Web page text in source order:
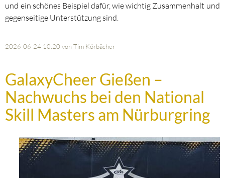
und ein schönes Beispiel dafür, wie wichtig Zusammenhalt und
gegenseitige Unterstützung sind.
2026-06-24 10:20 von Tim Körbächer
GalaxyCheer Gießen –
Nachwuchs bei den National
Skill Masters am Nürburgring